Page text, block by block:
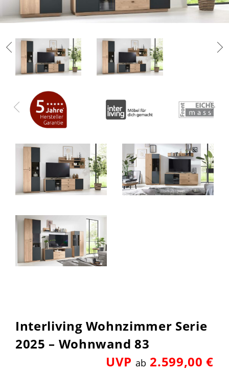
Interliving Wohnzimmer Serie
2025 – Wohnwand 83
UVP ab 2.599,00 €